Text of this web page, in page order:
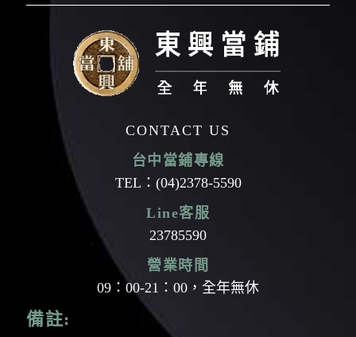
CONTACT US
台中當鋪專線
TEL： (04)2378-5590
Line客服
23785590
營業時間
09：00-21：00，全年無休
備註: